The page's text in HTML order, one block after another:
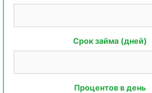
Срок займа (дней)
Процентов в день